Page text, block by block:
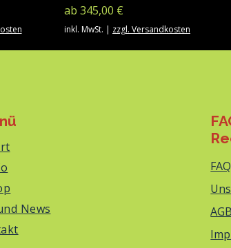
ab 345,00 €
Sale-Preis
inkl. MwSt. | zzgl. Versandkosten
News
AGB